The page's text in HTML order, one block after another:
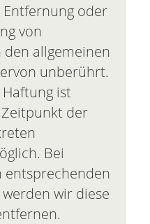
oder
von
allgemeinen
unberührt.
ist
der
Bei
entsprechenden
wir diese